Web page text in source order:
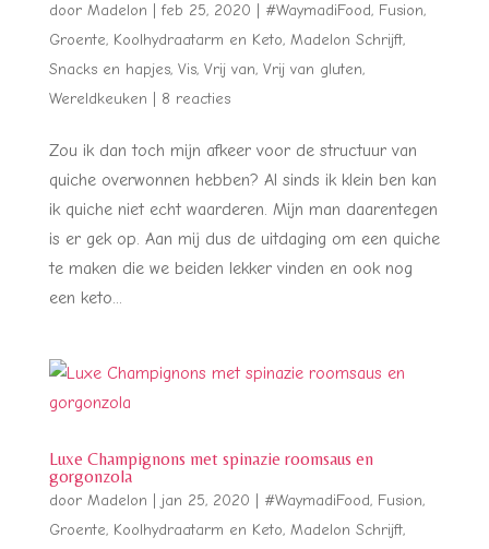
door Madelon |feb 25, 2020 #WaymadiFood, Fusion,
Groente, Koolhydraatarm en Keto, Madelon Schrijft,
Snacks en hapjes, Vis, Vrij van, Vrij van gluten,
Wereldkeuken
8 reacties
Zou ik dan toch mijn afkeer voor de structuur van
quiche overwonnen hebben? Al sinds ik klein ben kan
ik quiche niet echt waarderen. Mijn man daarentegen
is er gek op. Aan mij dus de uitdaging om een quiche
te maken die we beiden lekker vinden en ook nog
een keto...
Luxe Champignons met spinazie roomsaus en
gorgonzola
door Madelon jan 25, 2020 #WaymadiFood, Fusion,
Groente, Koolhydraatarm en Keto, Madelon Schrijft,